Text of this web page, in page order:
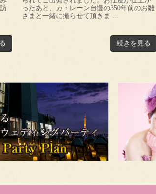
ったあと、カ・レーン自慢の350年前のお雛
さまと一緒に撮らせて頂きま ...
続きを見る